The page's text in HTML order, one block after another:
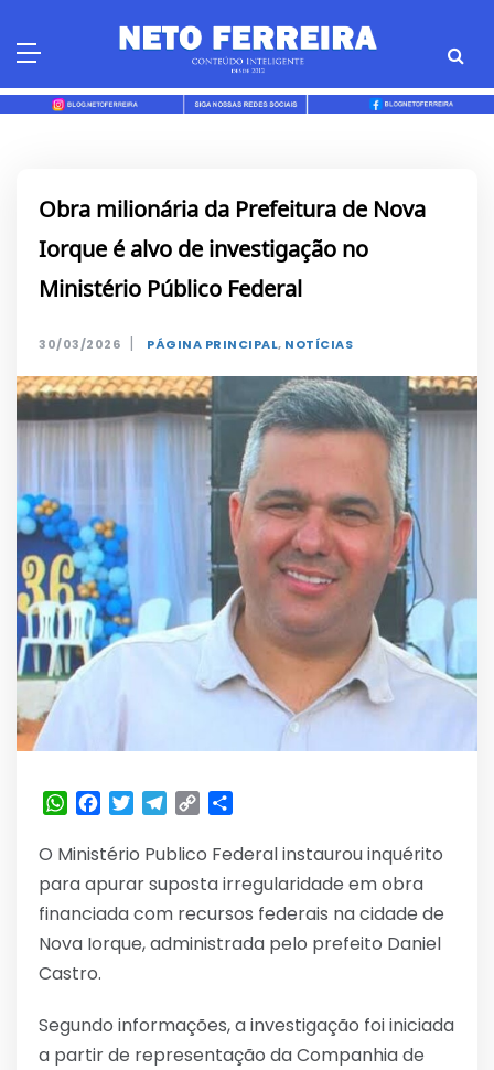
Obra milionária da Prefeitura de Nova
Iorque é alvo de investigação no
Ministério Público Federal
30/03/2026 | PÁGINA PRINCIPAL, NOTÍCIAS
WhatsApp
Facebook
TwitterTelegram
Copy
O Ministério Publico Federal instaurou inquérito
para apurar suposta irregularidade em obra
financiada com recursos federais na cidade de
Nova Iorque, administrada pelo prefeito Daniel
Castro.
Segundo informações, a investigação foi iniciada
a partir de representação da Companhia de